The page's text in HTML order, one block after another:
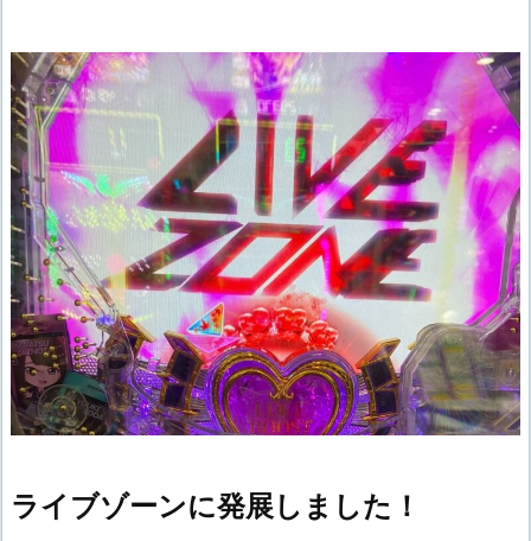
ライブゾーンに発展しました！